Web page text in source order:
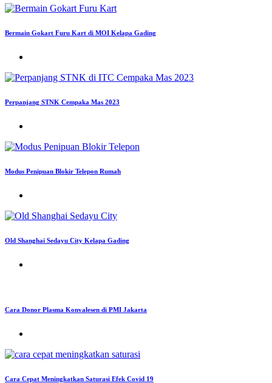
Bermain Gokart Furu Kart di MOI Kelapa Gading
Perpanjang STNK Cempaka Mas 2023
Modus Penipuan Blokir Telepon Rumah
Old Shanghai Sedayu City Kelapa Gading
Cara Donor Plasma Konvalesen di PMI Jakarta
Cara Cepat Meningkatkan Saturasi Efek Covid 19